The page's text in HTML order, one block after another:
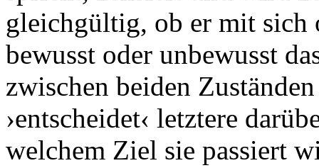
gleichgültig, ob er mit sich
bewusst oder unbewusst
zwischen beiden
›entscheidet‹ letztere
welchem Ziel sie passiert